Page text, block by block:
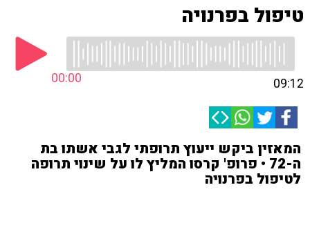
טיפול בפרנויה
00:00 09:12
המאזין ביקש ייעוץ תרופתי לגבי אשתו בת
ה-72 • פרופ' קרסו המליץ לו על שינוי תרופה
לטיפול בפרנויה